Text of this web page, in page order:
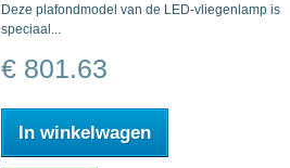
Deze plafondmodel van de LED-vliegenlamp is
speciaal...
€ 801.63
In winkelwagen